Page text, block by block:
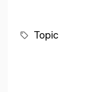
Topic